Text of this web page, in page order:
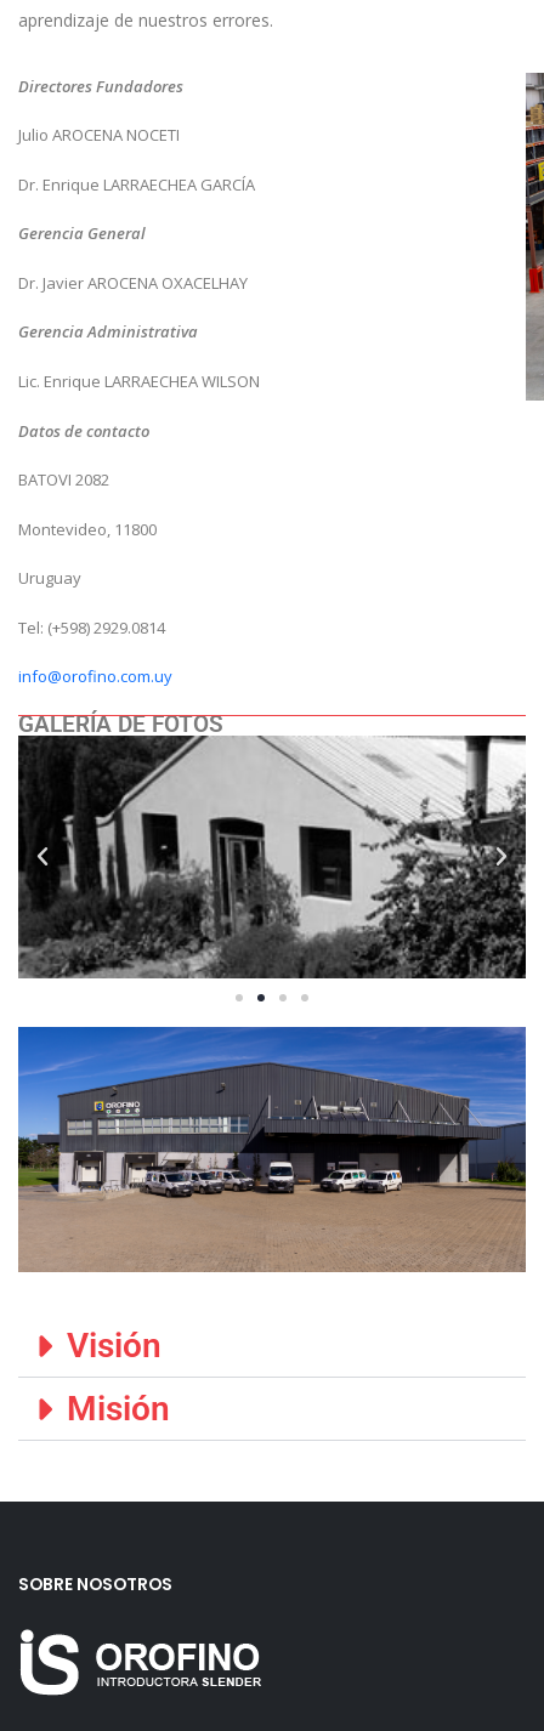
aprendizaje de nuestros errores.
Directores Fundadores
Julio AROCENA NOCETI
Dr. Enrique LARRAECHEA GARCÍA
Gerencia General
Dr. Javier AROCENA OXACELHAY
Gerencia Administrativa
Lic. Enrique LARRAECHEA WILSON
Datos de contacto
BATOVI 2082
Montevideo, 11800
Uruguay
Tel: (+598) 2929.0814
info@orofino.com.uy
GALERÍA DE FOTOS
Visión
Misión
SOBRE NOSOTROS